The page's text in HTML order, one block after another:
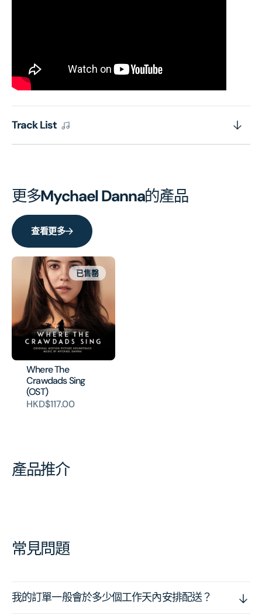
Track List
更多Mychael Danna的產品
查看更多
Where The
Crawdads Sing
(OST)
HKD$117.00
已售罄
產品推介
常見問題
我的訂單一般會於多少個工作天內安排配送？